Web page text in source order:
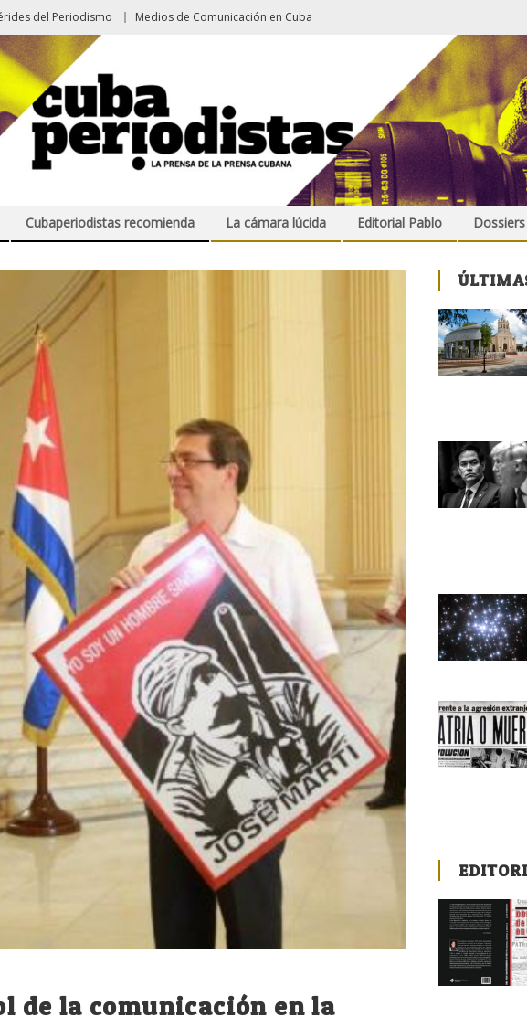
del Periodismo Medios de Comunicación en Cuba
Cubaperiodistas recomienda La cámara lúcida Editorial Pablo
de la comunicación en la